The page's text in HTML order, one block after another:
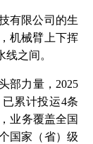
有限公司的生
机械臂上下挥
之间。
力量，2025
累计投运4条
业务覆盖全国
国家（省）级